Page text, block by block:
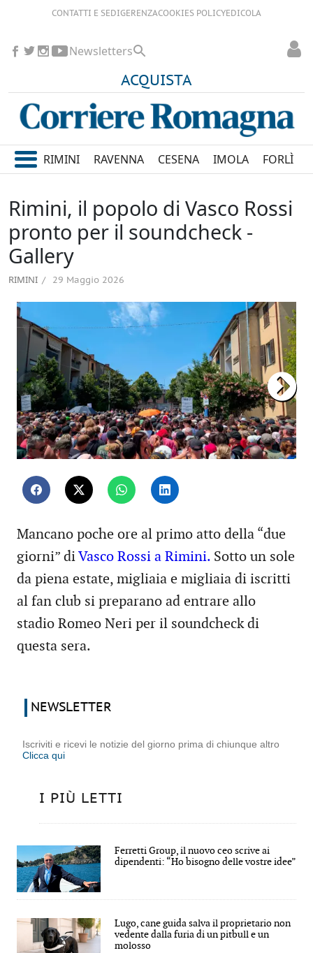
CONTATTI E SEDIGERENZACOOKIES POLICYEDICOLA
ACQUISTA
Newsletters
RIMINI RAVENNA CESENA IMOLA FORLÌ
Rimini, il popolo di Vasco Rossi
pronto per il soundcheck -
Gallery
RIMINI 29 Maggio 2026
Mancano poche ore al primo atto della “due
giorni” diVasco Rossi a Rimini. Sotto un sole
da piena estate, migliaia e migliaia di iscritti
al fan club si preparano ad entrare allo
stadio Romeo Neri per il soundcheck di
questa sera.
NEWSLETTER
Iscriviti e ricevi le notizie del giorno prima di chiunque altro
Clicca qui
I PIÙ LETTI
Ferretti Group, il nuovo ceo scrive ai
dipendenti: “Ho bisogno delle vostre idee”
Lugo, cane guida salva il proprietario non
vedente dalla furia di un pitbull e un
molosso